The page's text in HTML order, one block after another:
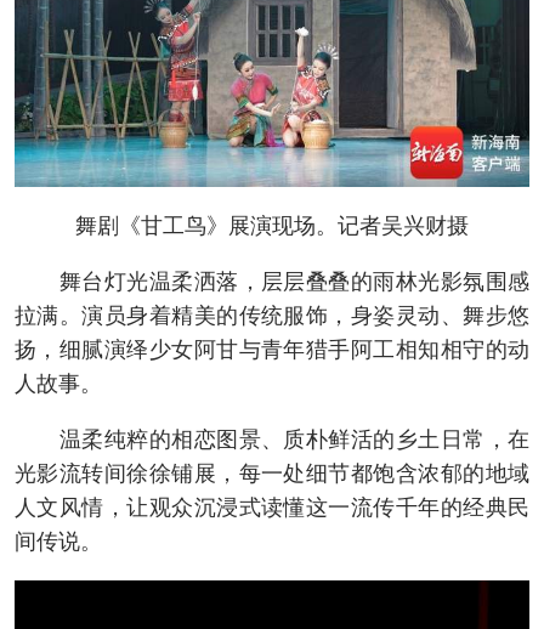
舞剧《甘工鸟》展演现场。记者吴兴财摄
舞台灯光温柔洒落，层层叠叠的雨林光影氛围感
拉满。演员身着精美的传统服饰，身姿灵动、舞步悠
扬，细腻演绎少女阿甘与青年猎手阿工相知相守的动
人故事。
温柔纯粹的相恋图景、质朴鲜活的乡土日常，在
光影流转间徐徐铺展，每一处细节都饱含浓郁的地域
人文风情，让观众沉浸式读懂这一流传千年的经典民
间传说。